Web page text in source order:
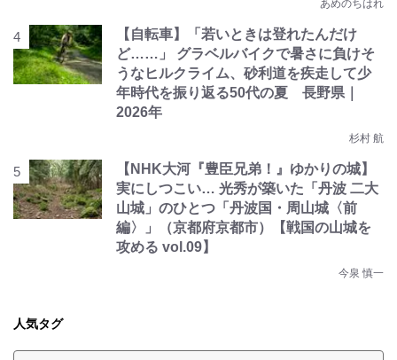
あめのちはれ
【自転車】「若いときは登れたんだけ
ど……」 グラベルバイクで暑さに負けそ
うなヒルクライム、砂利道を疾走して少
年時代を振り返る50代の夏 長野県｜
2026年
杉村 航
【NHK大河『豊臣兄弟！』ゆかりの城】
実にしつこい… 光秀が築いた「丹波 二大
山城」のひとつ「丹波国・周山城〈前
編〉」（京都府京都市）【戦国の山城を
攻める vol.09】
今泉 慎一
人気タグ